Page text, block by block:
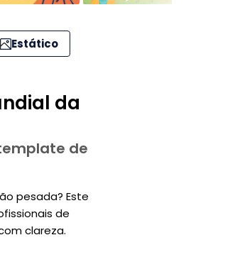
Estático
da
de
pesada? Este
de
clareza.